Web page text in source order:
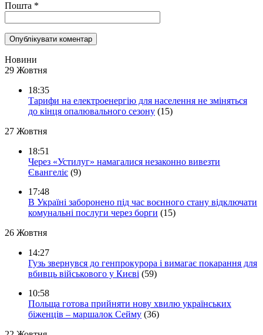
Пошта *
Новини
29 Жовтня
18:35
Тарифи на електроенергію для населення не зміняться
до кінця опалювального сезону (15)
27 Жовтня
18:51
Через «Устилуг» намагалися незаконно вивезти
Євангеліє (9)
17:48
В Україні заборонено під час воєнного стану відключати
комунальні послуги через борги (15)
26 Жовтня
14:27
Гузь звернувся до генпрокурора і вимагає покарання для
вбивць військового у Києві (59)
10:58
Польща готова прийняти нову хвилю українських
біженців – маршалок Сейму (36)